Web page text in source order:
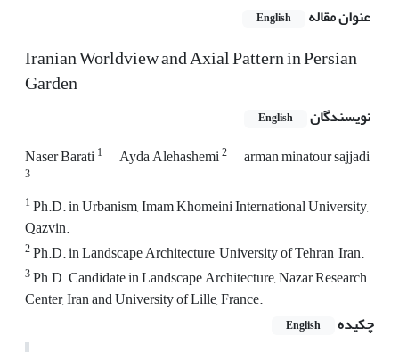
عنوان مقاله
English
Iranian Worldview and Axial Pattern in Persian
Garden
نویسندگان English
Naser Barati1 Ayda Alehashemi2 arman minatour sajjadi
3
1Ph.D. in Urbanism, Imam Khomeini International University,
Qazvin.
2Ph.D. in Landscape Architecture, University of Tehran, Iran.
3Ph.D. Candidate in Landscape Architecture, Nazar Research
Center, Iran and University of Lille, France.
چکیده
English